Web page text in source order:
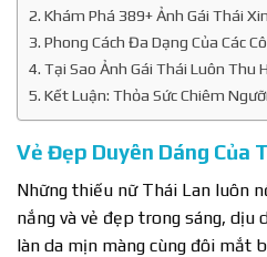
Khám Phá 389+ Ảnh Gái Thái
Phong Cách Đa Dạng Của Các
Tại Sao Ảnh Gái Thái Luôn Thu
Kết Luận: Thỏa Sức Chiêm
Vẻ Đẹp Duyên Dáng Của
Những thiếu nữ Thái Lan luôn
nắng và vẻ đẹp trong sáng, dịu
làn da mịn màng cùng đôi mắt